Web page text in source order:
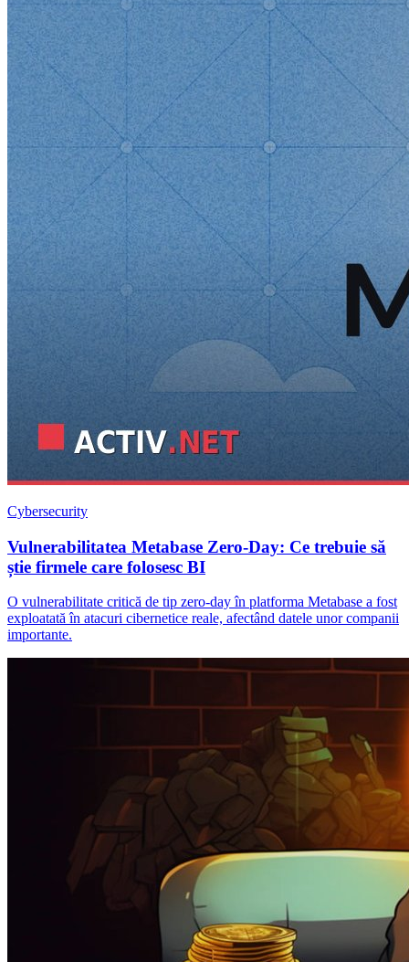
Cybersecurity
Vulnerabilitatea Metabase Zero-Day: Ce trebuie să
știe firmele care folosesc BI
O vulnerabilitate critică de tip zero-day în platforma Metabase a fost
exploatată în atacuri cibernetice reale, afectând datele unor companii
importante.